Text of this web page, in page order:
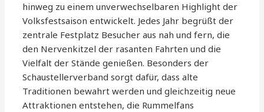
hinweg zu einem unverwechselbaren Highlight der
Volksfestsaison entwickelt. Jedes Jahr begrüßt der
zentrale Festplatz Besucher aus nah und fern, die
den Nervenkitzel der rasanten Fahrten und die
Vielfalt der Stände genießen. Besonders der
Schaustellerverband sorgt dafür, dass alte
Traditionen bewahrt werden und gleichzeitig neue
Attraktionen entstehen, die Rummelfans